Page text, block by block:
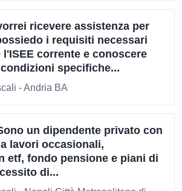
ricevere assistenza per
i requisiti necessari
corrente e conoscere
specifiche...
- Andria BA
un dipendente privato con
lavori occasionali,
etf, fondo pensione e piani di
di...